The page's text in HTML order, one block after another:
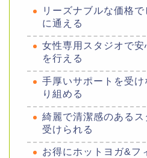
リーズナブルな価格
に通える
女性専用スタジオで
を行える
手厚いサポートを受
り組める
綺麗で清潔感のある
受けられる
お得にホットヨガ&フ